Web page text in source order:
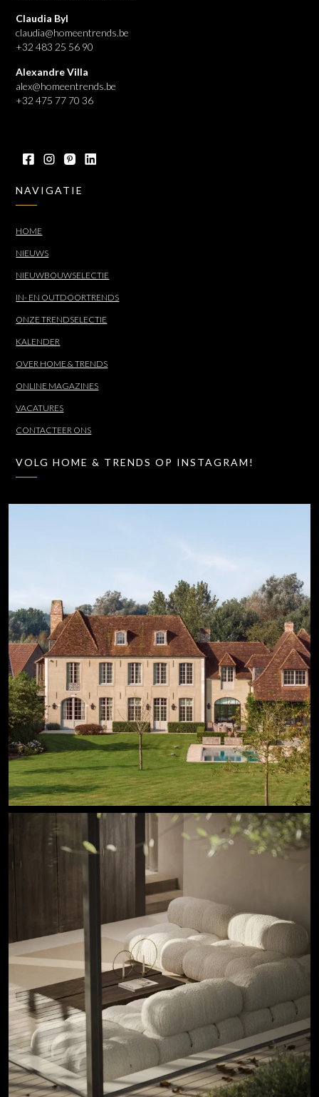
Claudia Byl
claudia@homeentrends.be
+32 483 25 56 90
Alexandre Villa
alex@homeentrends.be
+32 475 77 70 36
NAVIGATIE
HOME
NIEUWS
NIEUWBOUWSELECTIE
IN- EN OUTDOORTRENDS
ONZE TRENDSELECTIE
KALENDER
OVER HOME & TRENDS
ONLINE MAGAZINES
VACATURES
CONTACTEER ONS
VOLG HOME & TRENDS OP INSTAGRAM!